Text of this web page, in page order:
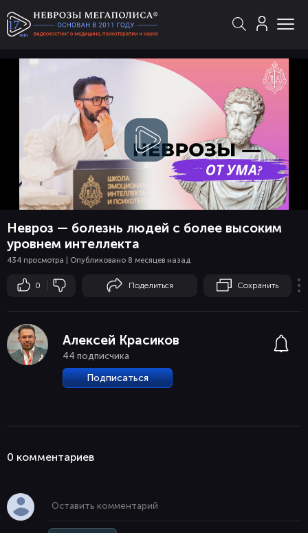
Смотреть
видео
Невроз — болезнь людей с более высоким
уровнем интеллекта
434 просмотра | Опубликовано 8 месяцев назад
0 Поделиться Сохранить
Алексей Красиков
44 подписчика
Подписаться
0 комментaриев